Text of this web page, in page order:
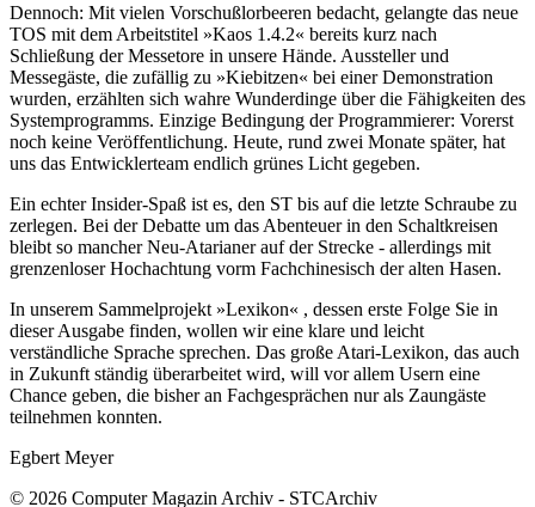
Dennoch: Mit vielen Vorschußlorbeeren bedacht, gelangte das neue
TOS mit dem Arbeitstitel »Kaos 1.4.2« bereits kurz nach
Schließung der Messetore in unsere Hände. Aussteller und
Messegäste, die zufällig zu »Kiebitzen« bei einer Demonstration
wurden, erzählten sich wahre Wunderdinge über die Fähigkeiten des
Systemprogramms. Einzige Bedingung der Programmierer: Vorerst
noch keine Veröffentlichung. Heute, rund zwei Monate später, hat
uns das Entwicklerteam endlich grünes Licht gegeben.
Ein echter Insider-Spaß ist es, den ST bis auf die letzte Schraube zu
zerlegen. Bei der Debatte um das Abenteuer in den Schaltkreisen
bleibt so mancher Neu-Atarianer auf der Strecke - allerdings mit
grenzenloser Hochachtung vorm Fachchinesisch der alten Hasen.
In unserem Sammelprojekt »Lexikon« , dessen erste Folge Sie in
dieser Ausgabe finden, wollen wir eine klare und leicht
verständliche Sprache sprechen. Das große Atari-Lexikon, das auch
in Zukunft ständig überarbeitet wird, will vor allem Usern eine
Chance geben, die bisher an Fachgesprächen nur als Zaungäste
teilnehmen konnten.
Egbert Meyer
© 2026 Computer Magazin Archiv - STCArchiv